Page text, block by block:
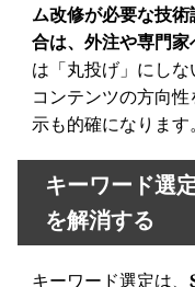
ム改修が必要な技
合は、外注や専門
は「丸投げ」にし
コンテンツの方向
示も的確になります。
キーワード選
を解消する
キーワード選定は、